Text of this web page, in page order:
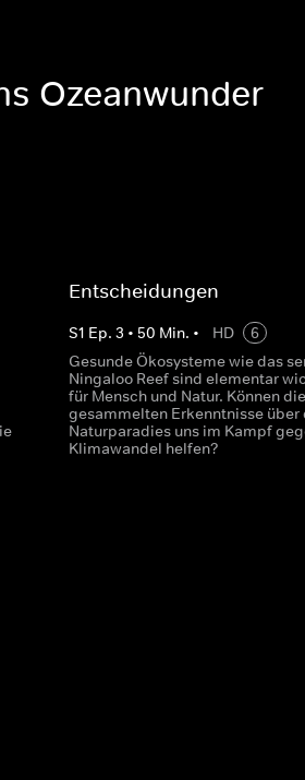
Ozeanwunder
Entscheidungen
S1 Ep. 3 • 50 Min. • HD
6
Gesunde Ökosysteme wie das
Ningaloo Reef sind elementar
für Mensch und Natur. Können die
gesammelten Erkenntnisse über
Naturparadies uns im Kampf
Klimawandel helfen?